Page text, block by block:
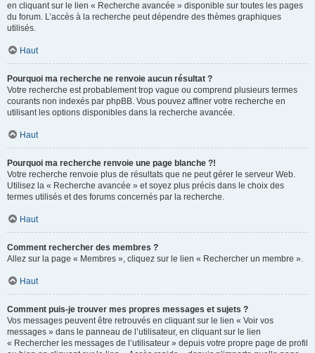
en cliquant sur le lien « Recherche avancée » disponible sur toutes les pages
du forum. L’accès à la recherche peut dépendre des thèmes graphiques
utilisés.
Haut
Pourquoi ma recherche ne renvoie aucun résultat ?
Votre recherche est probablement trop vague ou comprend plusieurs termes
courants non indexés par phpBB. Vous pouvez affiner votre recherche en
utilisant les options disponibles dans la recherche avancée.
Haut
Pourquoi ma recherche renvoie une page blanche ?!
Votre recherche renvoie plus de résultats que ne peut gérer le serveur Web.
Utilisez la « Recherche avancée » et soyez plus précis dans le choix des
termes utilisés et des forums concernés par la recherche.
Haut
Comment rechercher des membres ?
Allez sur la page « Membres », cliquez sur le lien « Rechercher un membre ».
Haut
Comment puis-je trouver mes propres messages et sujets ?
Vos messages peuvent être retrouvés en cliquant sur le lien « Voir vos
messages » dans le panneau de l’utilisateur, en cliquant sur le lien
« Rechercher les messages de l’utilisateur » depuis votre propre page de profil